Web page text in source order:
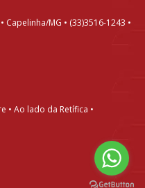
Capelinha/MG • (33)3516-1243 •
• Ao lado da Retífica •